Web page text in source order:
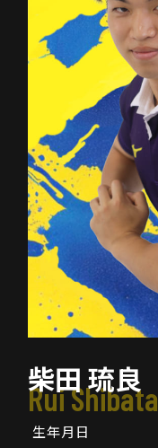
柴田 琉良
Rui Shibata
生年月日